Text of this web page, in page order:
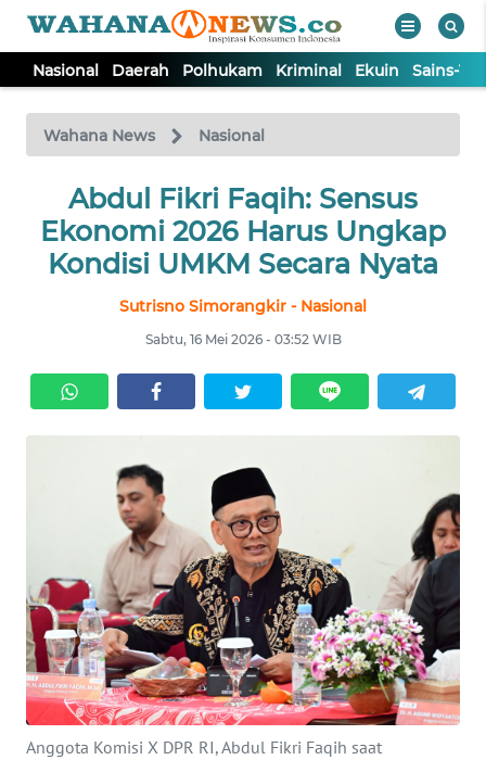
Nasional Daerah Polhukam Kriminal Ekuin Sains-
Wahana News Nasional
Abdul Fikri Faqih: Sensus
Ekonomi 2026 Harus Ungkap
Kondisi UMKM Secara Nyata
Sutrisno Simorangkir - Nasional
Sabtu, 16 Mei 2026 - 03:52 WIB
Anggota Komisi X DPR RI, Abdul Fikri Faqih saat
TV
Tutup
NASIONAL
DAERAH
KRIMINAL
EKUIN
SAINS-TEKNO
KESEHATAN
INTERNASIONAL
SERBA-SERBI
PENDIDIKAN